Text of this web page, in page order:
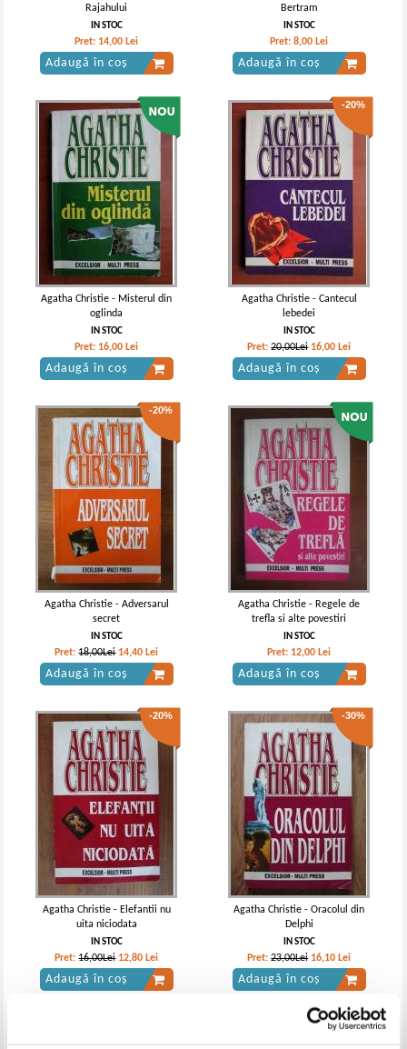
Rajahului
IN STOC
Pret: 14,00 Lei
Adaugă în coș
Bertram
IN STOC
Pret:8,00 Lei
Adaugă în coș
Agatha Christie - Misterul din
oglinda
IN STOC
Pret: 16,00 Lei
Adaugă în coș
-20%
Agatha Christie - Cantecul
lebedei
IN STOC
Pret:20,00Lei 16,00 Lei
Adaugă în coș
-20%
Agatha Christie - Adversarul
secret
IN STOC
Pret:18,00Lei 14,40 Lei
Adaugă în coș
Agatha Christie - Regele de
trefla si alte povestiri
IN STOC
Pret: 12,00 Lei
Adaugă în coș
-20%
Agatha Christie - Elefantii nu
uita niciodata
IN STOC
Pret:16,00Lei 12,80 Lei
Adaugă în coș
-30%
Agatha Christie - Oracolul din
Delphi
IN STOC
Pret:23,00Lei 16,10 Lei
Adaugă în coș